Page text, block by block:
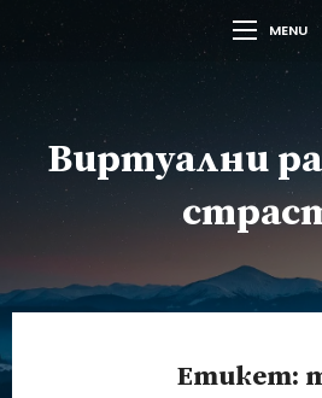
MENU
Виртуални
Етикет: